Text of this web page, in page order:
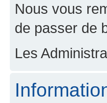
Nous vous
de passer de
Les